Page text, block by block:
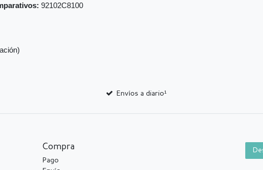
92102C8100
Envíos a diario¹
Compra
Pago